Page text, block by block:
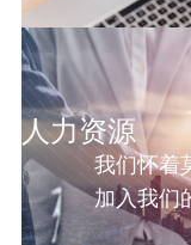
人力资源
我们怀着
加入我们